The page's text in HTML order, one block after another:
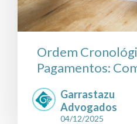
Ordem
Pagamentos:
Garrastazu
Advogados
04/12/2025